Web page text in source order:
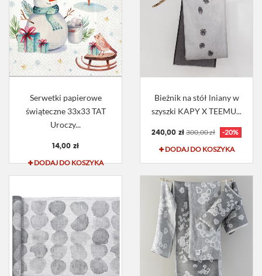
Serwetki papierowe
świąteczne 33x33 TAT
Uroczy...
14,00 zł
DODAJ DO KOSZYKA
Bieżnik na stół lniany w
szyszki KAPY X TEEMU...
240,00 zł 300,00 zł
-20%
DODAJ DO KOSZYKA